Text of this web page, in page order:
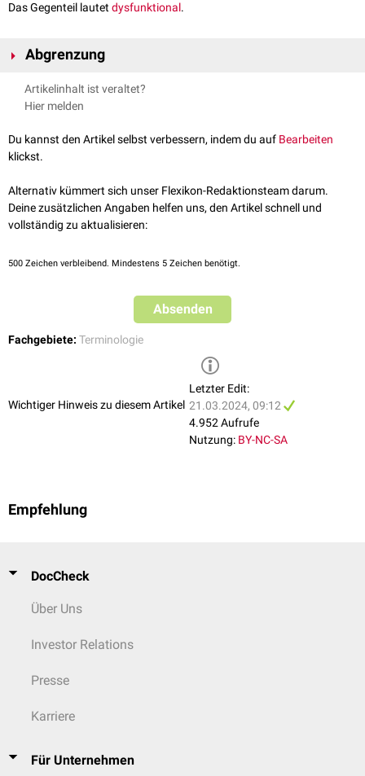
Das Gegenteil lautetdysfunktional.
Abgrenzung
Die Begriffe "funktional" und "
Sprachgebrauch meist synonym verwendet, da ihr
wird, ist eine Frage der Verwendungsgewohnheit. Im medizinischen
Kontext taucht "funktionell" deutlich häufiger auf.
Artikelinhalt ist veraltet?
Hier melden
Du kannst den Artikel selbst verbessern, indem du auf Bearbeiten
klickst.
Alternativ kümmert sich unser Flexikon-Redaktionsteam darum.
Deine zusätzlichen Angaben helfen uns, den Artikel schnell und
vollständig zu aktualisieren:
500 Zeichen verbleibend. Mindestens 5 Zeichen benötigt.
Absenden
Fachgebiete: Terminologie
Wichtiger Hinweis zu diesem Artikel
Letzter Edit:
21.03.2024, 09:12
4.952 Aufrufe
Nutzung: BY-NC-SA
Empfehlung
DocCheck
Über Uns
Investor Relations
Presse
Karriere
Für Unternehmen